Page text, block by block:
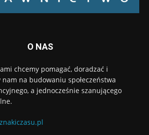
O NAS
chcemy pomagać, doradzać i
na budowaniu społeczeństwa
a jednocześnie szanującego